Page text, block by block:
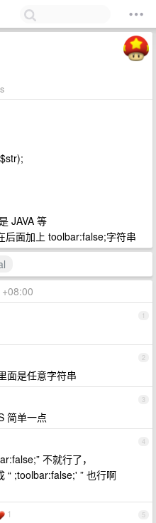
JAVA 等
后面加上 toolbar:false;字符串
1
2
面是任意字符串
3
简单一点
4
不就行了，
“ ;toolbar:false;' ” 也行啊
5
1